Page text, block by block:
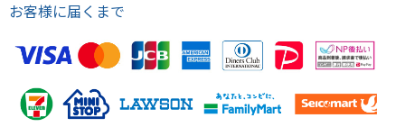
お客様に届くまで